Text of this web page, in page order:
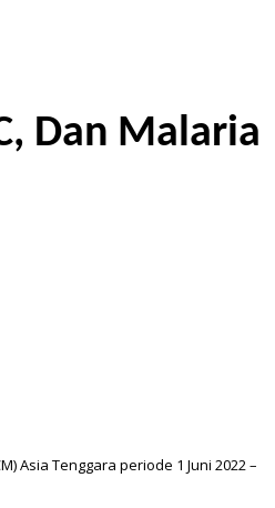
Dan Malaria
Asia Tenggara periode 1 Juni 2022 –